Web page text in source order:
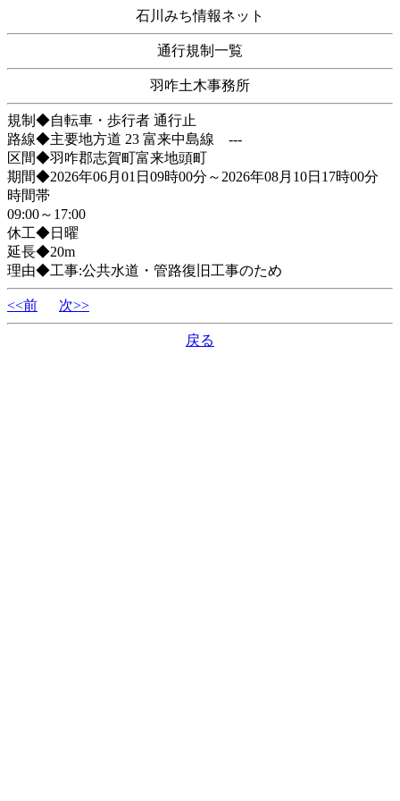
石川みち情報ネット
通行規制一覧
羽咋土木事務所
規制◆自転車・歩行者 通行止
路線◆主要地方道 23 富来中島線 ---
区間◆羽咋郡志賀町富来地頭町
期間◆2026年06月01日09時00分～2026年08月10日17時00分
時間帯
09:00～17:00
休工◆日曜
延長◆20m
理由◆工事:公共水道・管路復旧工事のため
<<前 次>>
戻る